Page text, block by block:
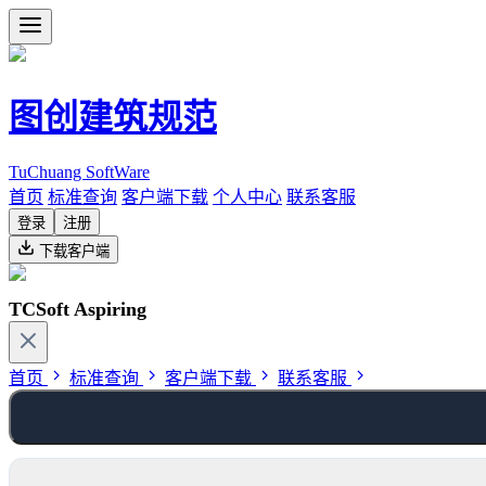
图创建筑规范
TuChuang SoftWare
首页 标准查询 客户端下载 个人中心 联系客服
登录
注册
下载客户端
TCSoft Aspiring
首页 标准查询 客户端下载 联系客服